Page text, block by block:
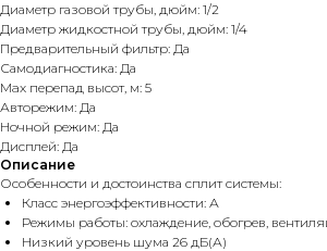
Диаметр газовой трубы, дюйм: 1/2
Диаметр жидкостной трубы, дюйм: 1/4
Предварительный фильтр: Да
Самодиагностика: Да
Max перепад высот, м: 5
Авторежим: Да
Ночной режим: Да
Дисплей: Да
Описание
Особенности и достоинства сплит системы:
Класс энергоэффективности: А
Режимы работы: охлаждение, обогрев,
Низкий уровень шума 26 дБ(А)